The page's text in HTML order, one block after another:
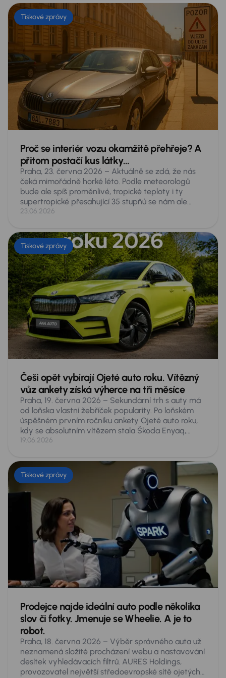
Tiskové zprávy
Proč se interiér vozu okamžitě přehřeje? A
přitom postačí kus látky…
Praha, 23. června 2026 – Aktuálně se zdá, že nás
čeká mimořádně horké léto. Podle meteorologů
bude ale spíš proměnlivé, tropické teploty i ty
supertropické přesahující 35 stupňů se nám ale
nevyhnou. Taková vedra představují akutní
autě, a to zdaleka nejen pro malé dítě či psa. Co
přesně hrozí a co proti tomu dělat?
23.06.2026
Tiskové zprávy
Češi opět vybírají Ojeté auto roku. Vítězný
vůz ankety získá výherce na tři měsíce
Praha, 19. června 2026 – Sekundární trh s auty má
od loňska vlastní žebříček popularity. Po loňském
úspěšném prvním ročníku ankety Ojeté auto roku,
kdy se absolutním vítězem stala Škoda Enyaq,
spouští AURES Holdings druhý ročník hlasování
19.06.2026
Tiskové zprávy
Prodejce najde ideální auto podle několika
slov či fotky. Jmenuje se Wheelie. A je to
robot.
Praha, 18. června 2026 – Výběr správného auta už
neznamená složité procházení webu a nastavování
desítek vyhledávacích filtrů. AURES Holdings,
provozovatel největší středoevropské sítě ojetých